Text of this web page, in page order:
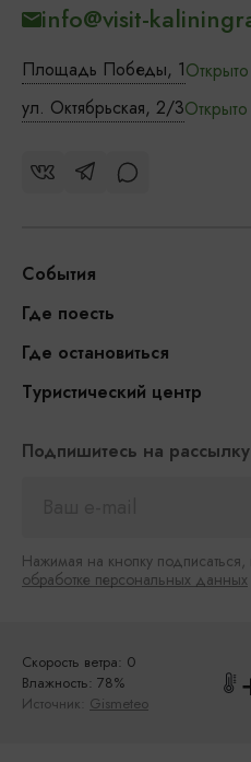
Площадь Победы, 1Открыто
ул. Октябрьская, 2/3Открыто
info@visit-
События
Где поесть
Где остановиться
Туристический центр
Подпишитесь на рассылку
Нажимая на кнопку подписаться,
обработке персональных данных
Скорость ветра: 0
Влажность: 78%
Источник: Gismeteo